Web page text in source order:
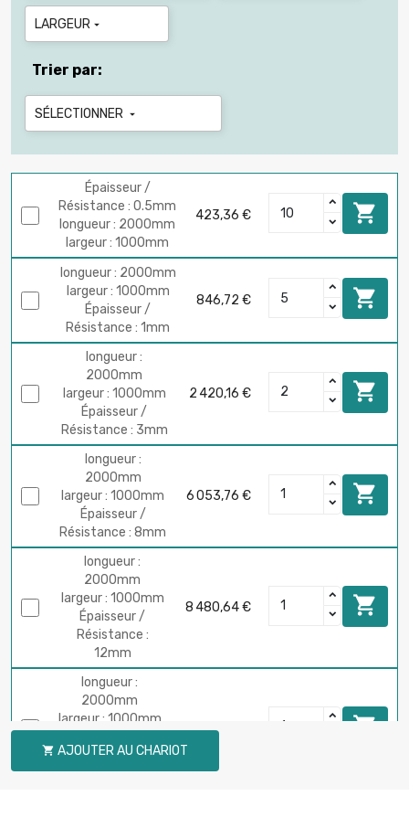
LARGEUR 
Trier par:
SÉLECTIONNER 
Épaisseur /
Résistance : 0.5mm
longueur : 2000mm
largeur : 1000mm
423,36 € 
longueur : 2000mm
largeur : 1000mm
Épaisseur /
Résistance : 1mm
846,72 € 
longueur :
2000mm
largeur : 1000mm
Épaisseur /
Résistance : 3mm
2 420,16 € 
longueur :
2000mm
largeur : 1000mm
Épaisseur /
Résistance : 8mm
6 053,76 € 
longueur :
2000mm
largeur : 1000mm
Épaisseur /
Résistance :
12mm
8 480,64 € 
longueur :
2000mm
largeur : 1000mm
Résistance :
20mm
13 334,40 € 
 AJOUTER AU CHARIOT